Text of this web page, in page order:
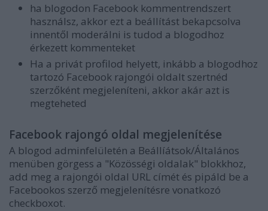
ha blogodon Facebook kommentrendszert
használsz, akkor ezt a beállítást bekapcsolva
innentől moderálni is tudod a blogodhoz
érkezett kommenteket
Ha a privát profilod helyett, inkább a blogodhoz
tartozó Facebook rajongói oldalt szertnéd
szerzőként megjeleníteni, akkor akár azt is
megteheted
Facebook rajongó oldal megjelenítése
A blogod adminfelületén a Beállíátsok/Általános
menüben görgess a "Közösségi oldalak" blokkhoz,
add meg a rajongói oldal URL címét és pipáld be a
Facebookos szerző megjelenítésre vonatkozó
checkboxot.